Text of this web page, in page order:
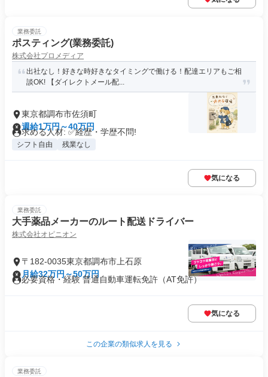
業務委託
ポスティング(業務委託)
株式会社プロメディア
出社なし！好きな時好きなタイミングで働ける！配達エリアもご相
談OK! 【ダイレクトメール配...
東京都調布市佐須町
週給1万円～40万円
求める人材: ✅経歴・学歴不問!
シフト自由 残業なし
気になる
業務委託
大手薬品メーカーのルート配送ドライバー
株式会社オピニオン
〒182-0035東京都調布市上石原
月給32万円～50万円
必要資格・経験 普通自動車運転免許（AT免許）
気になる
この企業の類似求人を見る
業務委託